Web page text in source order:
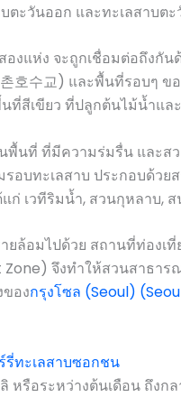
ตะวันออก และทะเลสาบต
องแห่ง จะถูกเชื่อมต่อถึงกั
호수교) และพื้นที่รอบๆ ข
ที่สีเขียว ที่ปลูกต้นไม้น้ำแล
พื้นที่ ที่มีความร่มรื่น และส
อบทะเลสาบ ประกอบด้ว
ก่ เวทีริมน้ำ, สวนกุหลาบ,
ยล้อมไปด้วย สถานที่ท่องเที่
Zone) จึงทำให้สวนสาธา
องกรุงโซล (Seoul)
รี่ทะเลสาบซอกชน
หรือระหว่างต้นเดือน ถึง